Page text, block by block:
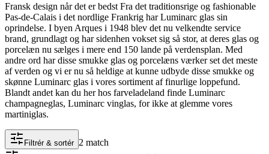
Fransk design når det er bedst Fra det traditionsrige og fashionable
Pas-de-Calais i det nordlige Frankrig har Luminarc glas sin
oprindelse. I byen Arques i 1948 blev det nu velkendte service
brand, grundlagt og har sidenhen vokset sig så stor, at deres glas og
porcelæn nu sælges i mere end 150 lande på verdensplan. Med
andre ord har disse smukke glas og porcelæns værker set det meste
af verden og vi er nu så heldige at kunne udbyde disse smukke og
skønne Luminarc glas i vores sortiment af finurlige loppefund.
Blandt andet kan du her hos farveladeland finde Luminarc
champagneglas, Luminarc vinglas, for ikke at glemme vores
martiniglas.
Filtrér & sortér 2 match